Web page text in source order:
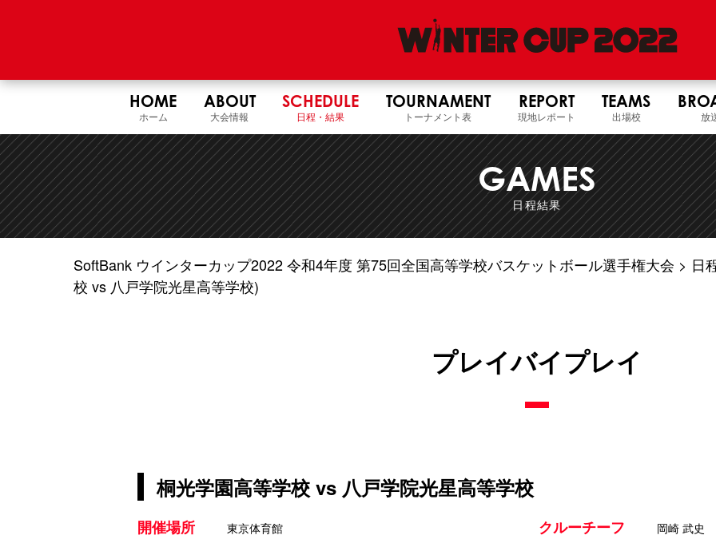
HOME
ホーム
ABOUT
大会情報
SCHEDULE
日程・結果
TOURNAMENT
トーナメント表
REPORT
現地レポート
TEAMS
出場校 放
GAMES
日程結果
SoftBank ウインターカップ2022 令和4年度 第75回全国高等学校バスケットボール選手権大会 日
校 vs 八戸学院光星高等学校)
プレイバイプレイ
桐光学園高等学校 vs 八戸学院光星高等学校
開催場所 東京体育館 クルーチーフ 岡崎 武史